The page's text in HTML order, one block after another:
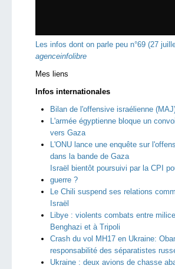
Les infos dont on parle peu n°69 (27
agenceinfolibre
Mes liens
Infos internationales
Bilan de l'offensive israélienne
L'armée égyptienne bloque un
vers Gaza
L'ONU lance une enquête sur
dans la bande de Gaza
Israël bientôt poursuivi par la CPI
guerre ?
Le Chili suspend ses relations
Israël
Libye : violents combats entre
Benghazi et à Tripoli
Crash du vol MH17 en Ukraine:
responsabilité des séparatistes
Ukraine : deux avions de chasse